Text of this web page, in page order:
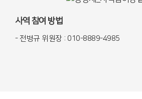
사역 참여 방법
- 전병규 위원장 : 010-8889-4985